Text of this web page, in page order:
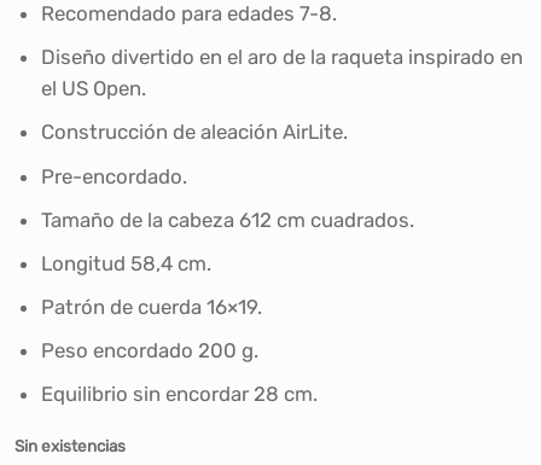
original
era:
actual
es:
Recomendado para edades 7-8.
Diseño divertido en el aro de la raqueta inspirado en
el US Open.
Construcción de aleación AirLite.
Pre-encordado.
Tamaño de la cabeza 612 cm cuadrados.
Longitud 58,4 cm.
Patrón de cuerda 16×19.
Peso encordado 200 g.
Equilibrio sin encordar 28 cm.
Sin existencias